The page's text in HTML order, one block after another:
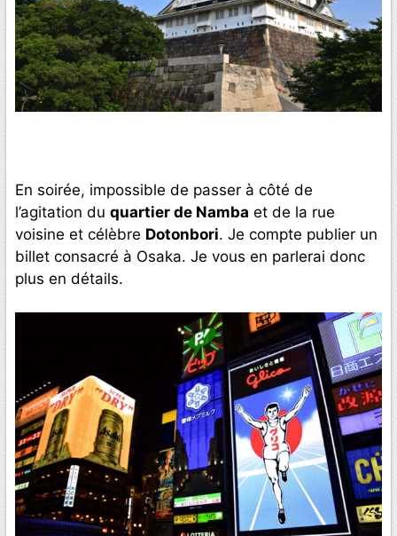
En soirée, impossible de passer à côté de
l’agitation du quartier de Namba et de la rue
voisine et célèbre Dotonbori. Je compte publier un
billet consacré à Osaka. Je vous en parlerai donc
plus en détails.